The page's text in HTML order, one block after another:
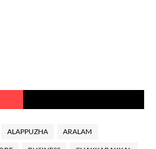
ALAPPUZHA ARALAM